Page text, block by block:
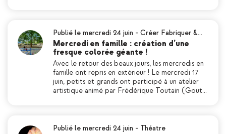
Publié le mercredi 24 juin - Créer Fabriquer &…
Mercredi en famille : création d’une
fresque colorée géante !
Avec le retour des beaux jours, les mercredis en
famille ont repris en extérieur ! Le mercredi 17
juin, petits et grands ont participé à un atelier
artistique animé par Frédérique Toutain (Gout…
Publié le mercredi 24 juin - Théatre